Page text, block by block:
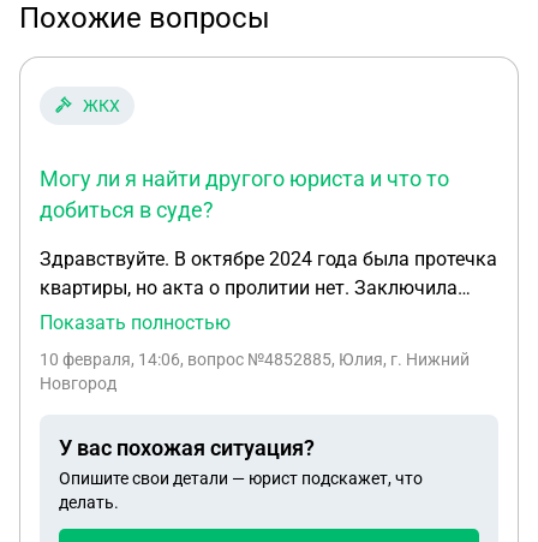
Похожие вопросы
ЖКХ
Могу ли я найти другого юриста и что то
добиться в суде?
Здравствуйте. В октябре 2024 года была протечка
квартиры, но акта о пролитии нет. Заключила
договор с юристом, но пока никаких действий от
что то добиться в суде?
Показать полностью
10 февраля, 14:06, вопрос №4852885, Юлия, г. Нижний
Новгород
У вас похожая ситуация?
Опишите свои детали — юрист подскажет, что
делать.